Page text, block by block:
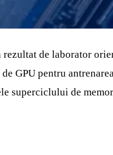
de laborator
pentru
de